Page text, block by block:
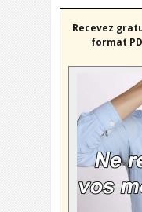
Recevez
format